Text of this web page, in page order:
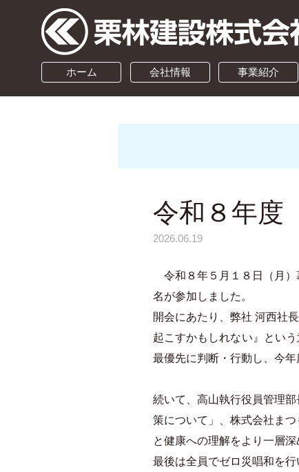
ホーム 会社情報 事業紹介
令和８年度
2026.06.19
令和８年５月１８日（月）
名が参加しました。
開会にあたり、弊社 河西社
起こすかもしれない』とい
最優先に判断・行動し、今
続いて、高山執行役員管理
策について」、株式会社ま
と健康への理解をより一層深
最後は全員でゼロ災唱和を